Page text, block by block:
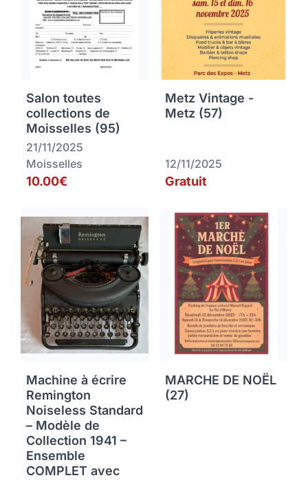
Salon toutes
collections de
Moisselles (95)
21/11/2025
Moisselles
10.00€
Metz Vintage -
Metz (57)
12/11/2025
Gratuit
Machine à écrire
Remington
Noiseless Standard
– Modèle de
Collection 1941 –
Ensemble
COMPLET avec
MARCHE DE NOËL
(27)